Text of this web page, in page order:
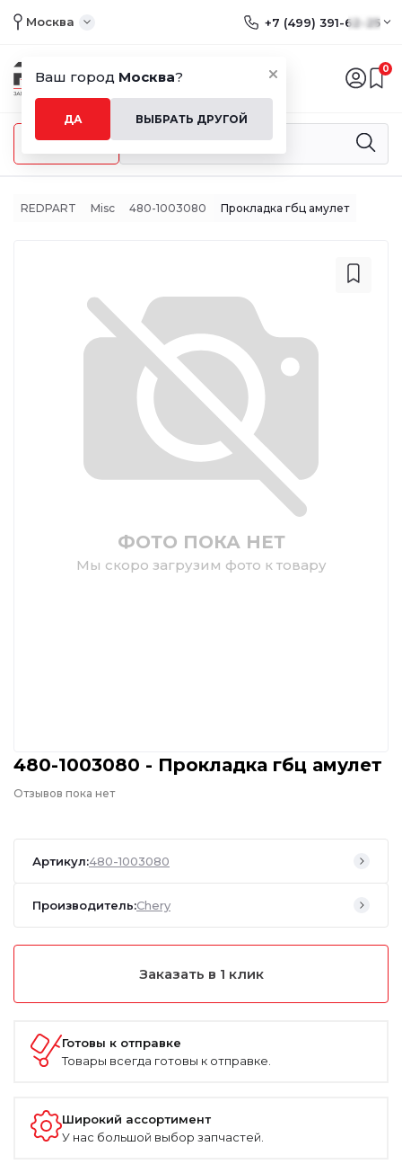
Ваш город Москва?
ДА ВЫБРАТЬ ДРУГОЙ
Москва +7 (499) 391-62-25
0
Меню
REDPART Misc 480-1003080 Прокладка гбц амулет
ФОТО ПОКА НЕТ
Мы скоро загрузим фото к товару
480-1003080 - Прокладка гбц амулет
Отзывов пока нет
Артикул:480-1003080
Производитель:Chery
Заказать в 1 клик
Готовы к отправке
Товары всегда готовы к отправке.
Широкий ассортимент
У нас большой выбор запчастей.